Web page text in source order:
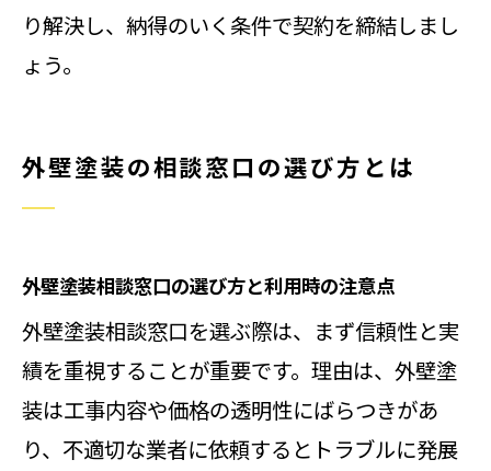
り解決し、納得のいく条件で契約を締結しまし
ょう。
外壁塗装の相談窓口の選び方とは
外壁塗装相談窓口の選び方と利用時の注意点
外壁塗装相談窓口を選ぶ際は、まず信頼性と実
績を重視することが重要です。理由は、外壁塗
装は工事内容や価格の透明性にばらつきがあ
り、不適切な業者に依頼するとトラブルに発展